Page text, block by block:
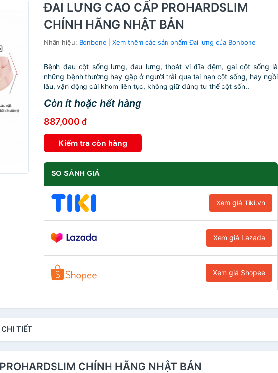
ĐAI LƯNG CAO CẤP PROHARDSLIM
CHÍNH HÃNG NHẬT BẢN
Nhãn hiệu: Bonbone |Xem thêm các sản phẩm Đai lưng của Bonbone
Bệnh đau cột sống lưng, đau lưng, thoát vị đĩa đệm, gai cột sống là
những bệnh thường hay gặp ở người trải qua tai nạn cột sống, hay ngồi
lâu, vận động cúi khom liên tục, không giữ đúng tư thế cột sốn...
Còn ít hoặc hết hàng
887,000 đ
Kiểm tra còn hàng
SO SÁNH GIÁ
Xem giá Tiki.vn
Xem giá Lazada
Xem giá Shopee
CHI TIẾT
CHÍNH HÃNG NHẬT BẢN